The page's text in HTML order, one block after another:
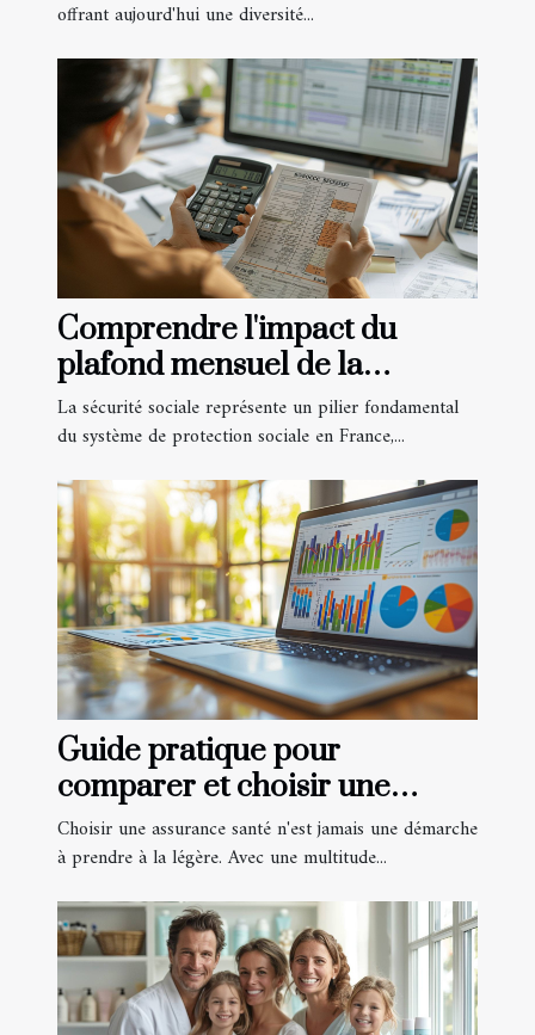
offrant aujourd'hui une diversité...
Comprendre l'impact du
plafond mensuel de la
sécurité sociale sur les
remboursements
La sécurité sociale représente un pilier fondamental
du système de protection sociale en France,...
Guide pratique pour
comparer et choisir une
assurance santé en ligne
Choisir une assurance santé n'est jamais une démarche
à prendre à la légère. Avec une multitude...